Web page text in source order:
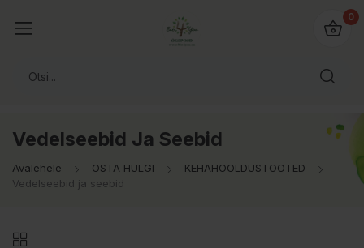
0
Vedelseebid Ja Seebid
Avalehele OSTA HULGI
KEHAHOOLDUSTOOTED
Vedelseebid ja seebid